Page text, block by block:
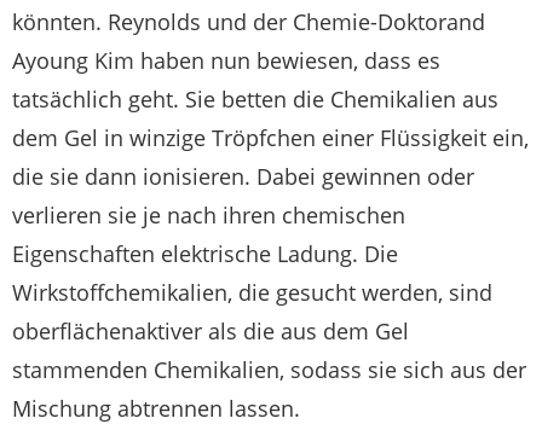
könnten. Reynolds und der Chemie-Doktorand
Ayoung Kim haben nun bewiesen, dass es
tatsächlich geht. Sie betten die Chemikalien aus
dem Gel in winzige Tröpfchen einer Flüssigkeit ein,
die sie dann ionisieren. Dabei gewinnen oder
verlieren sie je nach ihren chemischen
Eigenschaften elektrische Ladung. Die
Wirkstoffchemikalien, die gesucht werden, sind
oberflächenaktiver als die aus dem Gel
stammenden Chemikalien, sodass sie sich aus der
Mischung abtrennen lassen.